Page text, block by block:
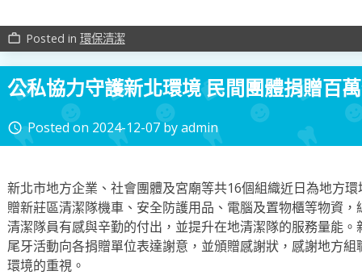
work_outline Posted in 環保清潔
公私協力守護新北環境 民間團體捐贈百
access_time Posted on 2024-12-07byadmin
新北市地方企業、社會團體及宮廟等共16個組織近日為地方
贈新莊區清潔隊機車、安全防護用品、電腦及置物櫃等物資
清潔隊員有感與辛勤的付出，並提升在地清潔隊的服務量能
尾牙活動向各捐贈單位表達謝意，並頒贈感謝狀，感謝地方
環境的重視。